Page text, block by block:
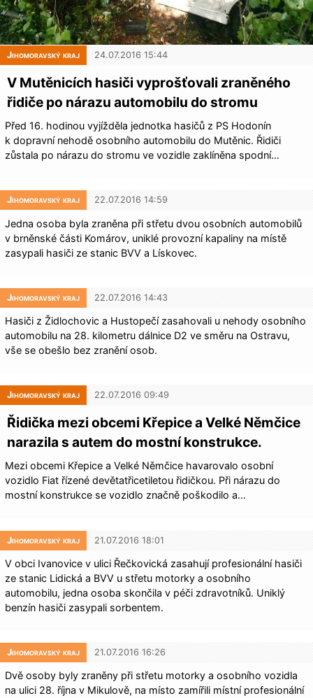
Jihomoravský kraj 24.07.2016 15:44
V Mutěnicích hasiči vyprošťovali zraněného
řidiče po nárazu automobilu do stromu
Před 16. hodinou vyjížděla jednotka hasičů z PS Hodonín
k dopravní nehodě osobního automobilu do Mutěnic. Řidiči
zůstala po nárazu do stromu ve vozidle zaklíněna spodní…
Jihomoravský kraj 22.07.2016 14:59
Jedna osoba byla zraněna při střetu dvou osobních automobilů
v brněnské části Komárov, uniklé provozní kapaliny na místě
zasypali hasiči ze stanic BVV a Lískovec.
Jihomoravský kraj 22.07.2016 14:43
Hasiči z Židlochovic a Hustopečí zasahovali u nehody osobního
automobilu na 28. kilometru dálnice D2 ve směru na Ostravu,
vše se obešlo bez zranění osob.
Jihomoravský kraj 22.07.2016 09:49
Řidička mezi obcemi Křepice a Velké Němčice
narazila s autem do mostní konstrukce.
Mezi obcemi Křepice a Velké Němčice havarovalo osobní
vozidlo Fiat řízené devětatřicetiletou řidičkou. Při nárazu do
mostní konstrukce se vozidlo značně poškodilo a…
Jihomoravský kraj 21.07.2016 18:01
V obci Ivanovice v ulici Řečkovická zasahují profesionální hasiči
ze stanic Lidická a BVV u střetu motorky a osobního
automobilu, jedna osoba skončila v péči zdravotníků. Uniklý
benzín hasiči zasypali sorbentem.
Jihomoravský kraj 21.07.2016 16:26
Dvě osoby byly zraněny při střetu motorky a osobního vozidla
na ulici 28. října v Mikulově, na místo zamířili místní profesionální